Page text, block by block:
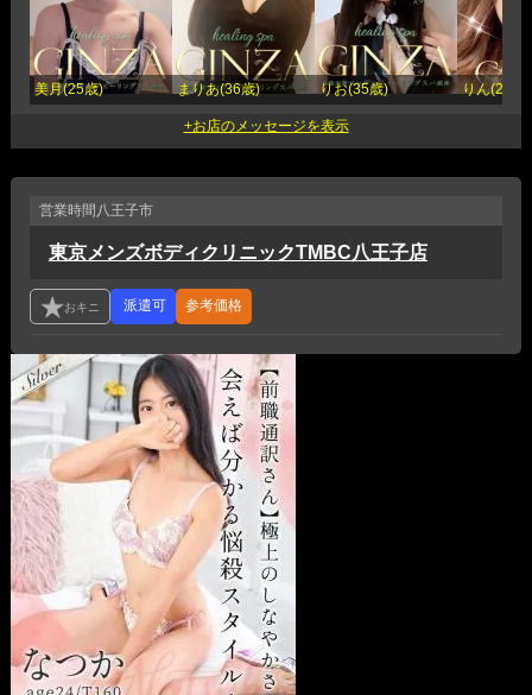
美月(25歳) まりあ(36歳) りお(35歳) りん(29歳)
営業時間 八王子市
東京メンズボディクリニックTMBC八王子店
参考価格